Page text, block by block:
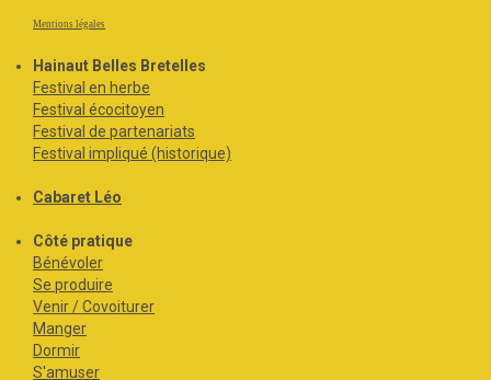
Mentions légales
Hainaut Belles Bretelles
Festival en herbe
Festival écocitoyen
Festival de partenariats
Festival impliqué (historique)
Cabaret Léo
Côté pratique
Bénévoler
Se produire
Venir / Covoiturer
Manger
Dormir
S'amuser